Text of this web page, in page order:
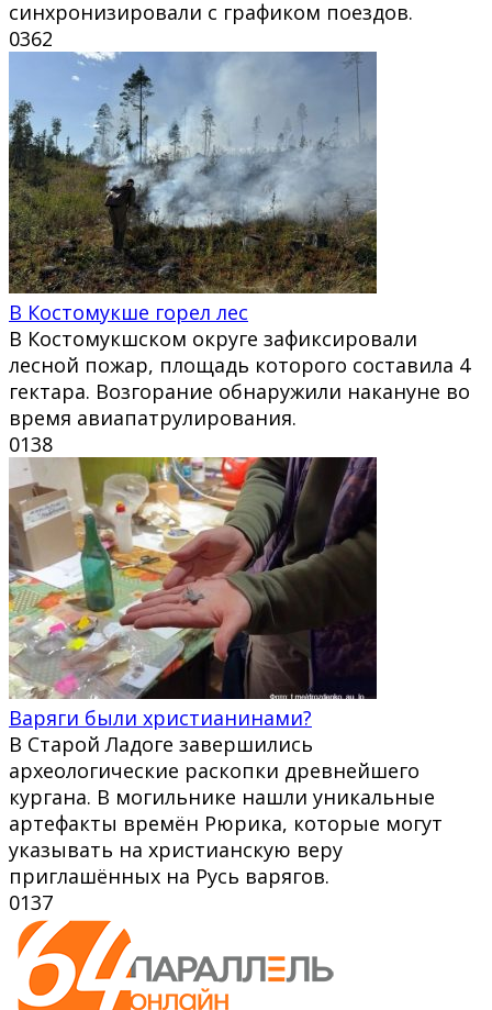
синхронизировали с графиком поездов.
0362
В Костомукше горел лес
В Костомукшском округе зафиксировали
лесной пожар, площадь которого составила 4
гектара. Возгорание обнаружили накануне во
время авиапатрулирования.
0138
Варяги были христианинами?
В Старой Ладоге завершились
археологические раскопки древнейшего
кургана. В могильнике нашли уникальные
артефакты времён Рюрика, которые могут
указывать на христианскую веру
приглашённых на Русь варягов.
0137